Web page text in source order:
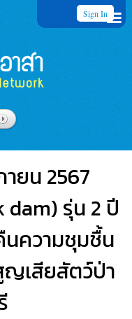
Sign In
ยน 2567
dam) รุ่น 2 ปี
ความชุมชื้น
ญเสียสัตว์ป่า